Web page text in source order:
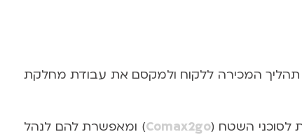
המכירה ללקוח ולמקסם את עבודת מחלקת
לסוכני השטח (Comax2go) ומאפשרת להם לנהל